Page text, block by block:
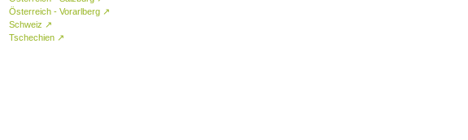
Österreich - Vorarlberg ↗
Schweiz ↗
Tschechien ↗